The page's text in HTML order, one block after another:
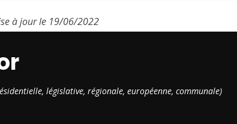
à jour le 19/06/2022
législative, régionale, européenne, communale)